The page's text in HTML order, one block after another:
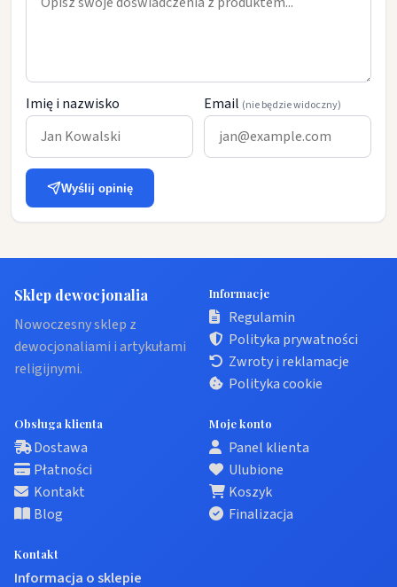
Imię i nazwisko Email (nie będzie widoczny)
Wyślij opinię
Sklep dewocjonalia
Nowoczesny sklep z
dewocjonaliami i artykułami
religijnymi.
Informacje
Regulamin
Polityka prywatności
Zwroty i reklamacje
Polityka cookie
Obsługa klienta
Dostawa
Płatności
Kontakt
Blog
Moje konto
Panel klienta
Ulubione
Koszyk
Finalizacja
Kontakt
Informacja o sklepie